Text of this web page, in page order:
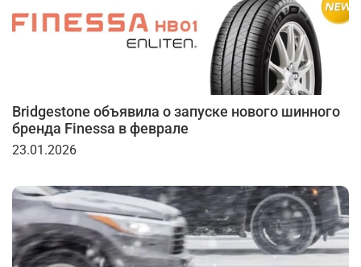
Bridgestone объявила о запуске нового шинного
бренда Finessa в феврале
23.01.2026